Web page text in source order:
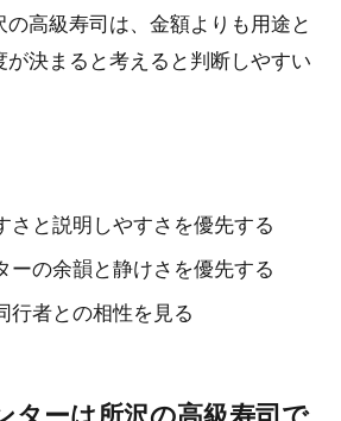
高級寿司は、金額よりも用途と
決まると考えると判断しやすい
さと説明しやすさを優先する
ーの余韻と静けさを優先する
行者との相性を見る